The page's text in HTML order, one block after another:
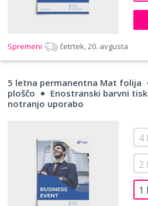
Spremeni četrtek, 20. avgusta
5 letna permanentna Mat folija
ploščo
Enostranski barvni
notranjo uporabo
1
2
4